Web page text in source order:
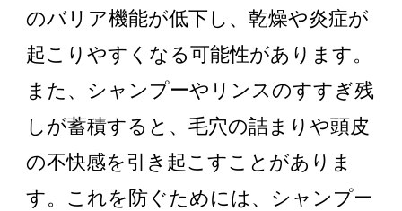
のバリア機能が低下し、乾燥や炎症が
起こりやすくなる可能性があります。
また、シャンプーやリンスのすすぎ残
しが蓄積すると、毛穴の詰まりや頭皮
の不快感を引き起こすことがありま
す。これを防ぐためには、シャンプー